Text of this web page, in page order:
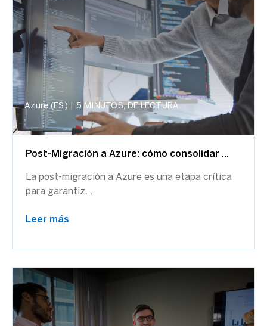
Azure (ES) 5 MINUTOS, DE LECTURA
Post-Migración a Azure: cómo consolidar ...
La post-migración a Azure es una etapa crítica
para garantiz...
Leer más